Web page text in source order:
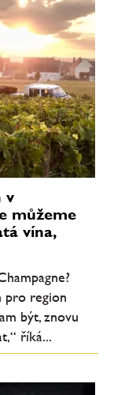
v
můžeme
vína,
pro region
být, znovu
říká...